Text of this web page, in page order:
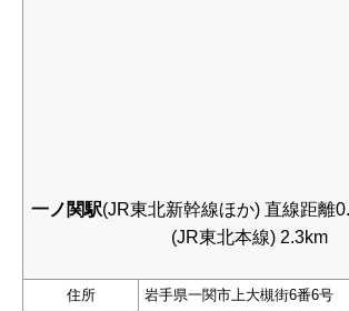
一ノ関駅(JR東北新幹線ほか) 直線距離
(JR東北本線) 2.3km
住所
岩手県一関市上大槻街6番6号